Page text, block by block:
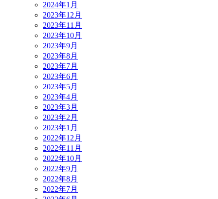
2024年1月
2023年12月
2023年11月
2023年10月
2023年9月
2023年8月
2023年7月
2023年6月
2023年5月
2023年4月
2023年3月
2023年2月
2023年1月
2022年12月
2022年11月
2022年10月
2022年9月
2022年8月
2022年7月